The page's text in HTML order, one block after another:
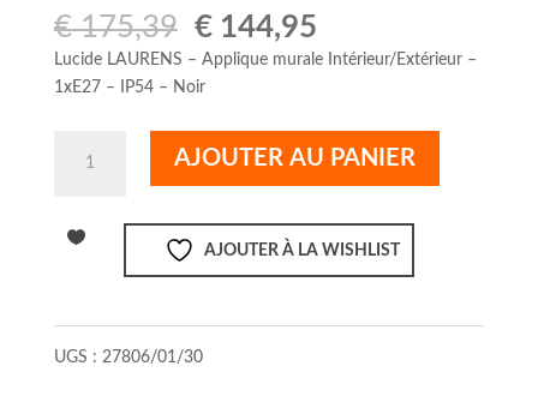
€175,39 Le
prix
initial
€ 175,39.
€144,95Le
prix
€ 144,95.
Lucide LAURENS – Applique murale Intérieur/Extérieur –
1xE27 – IP54 – Noir
Applique
40W-
AJOUTER AU PANIER
AJOUTER À LA WISHLIST
UGS : 27806/01/30